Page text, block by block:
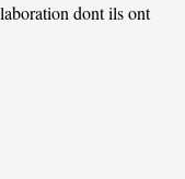
dont ils ont